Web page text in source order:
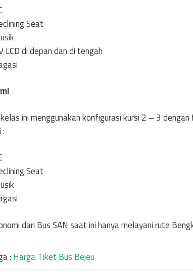
Seat
LCD di depan dan di tengah
ini menggunakan konfigurasi kursi 2 – 3
:
Seat
dari Bus SAN saat ini hanya melayani rute
: Harga Tiket Bus Bejeu